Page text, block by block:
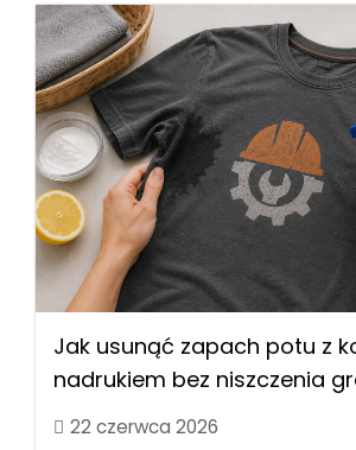
Jak usunąć zapach potu z
nadrukiem bez niszczenia
22 czerwca 2026